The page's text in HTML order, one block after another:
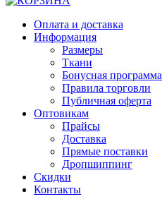
Оплата и доставка
Информация
Размеры
Ткани
Бонусная программа
Правила торговли
Публичная оферта
Оптовикам
Прайсы
Доставка
Прямые поставки
Дропшиппинг
Скидки
Контакты